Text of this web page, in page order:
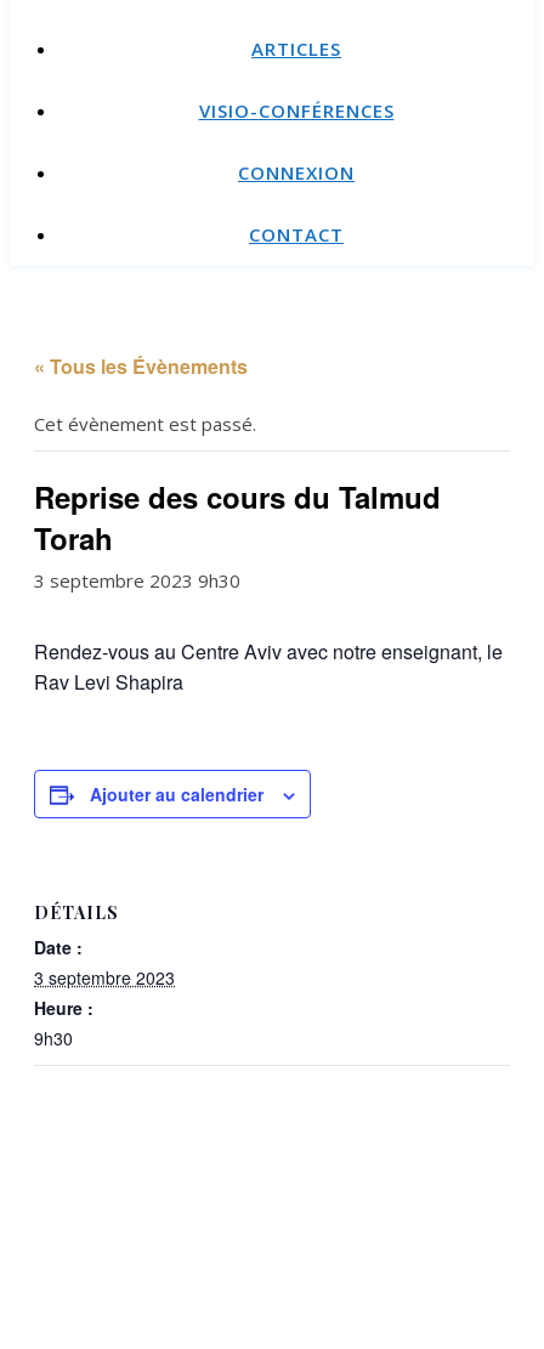
ARTICLES
VISIO-CONFÉRENCES
CONNEXION
CONTACT
« Tous les Évènements
Cet évènement est passé.
Reprise des cours du Talmud
Torah
3 septembre 2023 9h30
Rendez-vous au Centre Aviv avec notre enseignant, le
Rav Levi Shapira
Ajouter au calendrier
DÉTAILS
Date :
3 septembre 2023
Heure :
9h30